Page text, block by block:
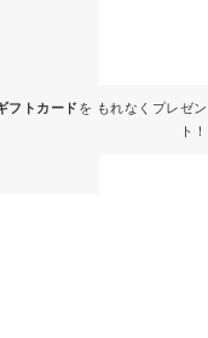
フトカード を もれなくプレゼン
ト！